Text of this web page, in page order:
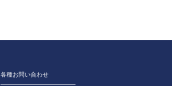
各種お問い合わせ